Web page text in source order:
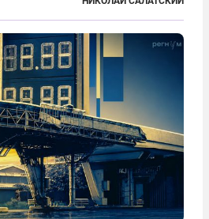
президент Владимир Путин
в Кремле...